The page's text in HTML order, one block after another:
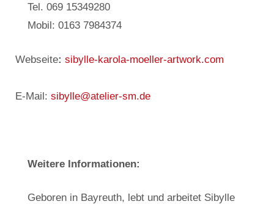
Tel. 069 15349280
Mobil: 0163 7984374
Webseite: sibylle-karola-moeller-artwork.com
E-Mail: sibylle@atelier-sm.de
Weitere Informationen:
Geboren in Bayreuth, lebt und arbeitet Sibylle